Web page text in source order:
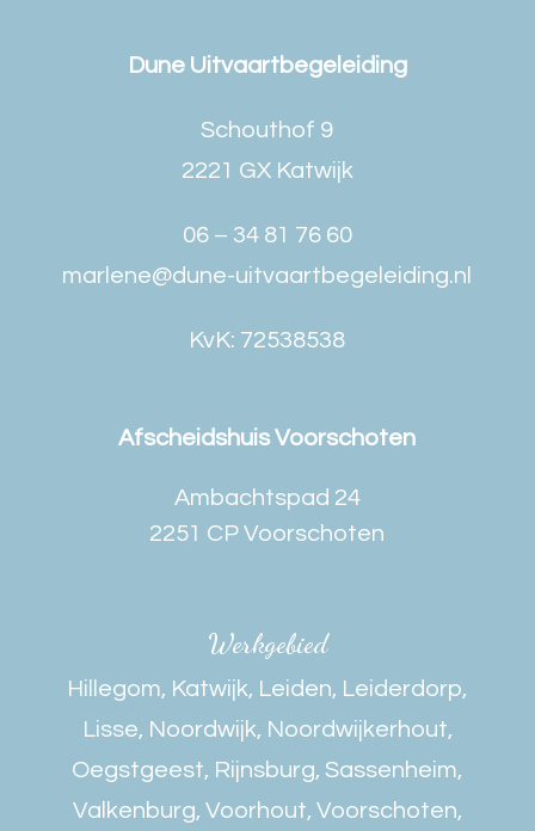
Dune Uitvaartbegeleiding
Schouthof 9
2221 GX Katwijk
06 – 34 81 76 60
marlene@dune-uitvaartbegeleiding.nl
KvK: 72538538
Afscheidshuis Voorschoten
Ambachtspad 24
2251 CP Voorschoten
Werkgebied
Hillegom, Katwijk, Leiden, Leiderdorp,
Lisse, Noordwijk, Noordwijkerhout,
Oegstgeest, Rijnsburg,Sassenheim,
Valkenburg, Voorhout, Voorschoten,